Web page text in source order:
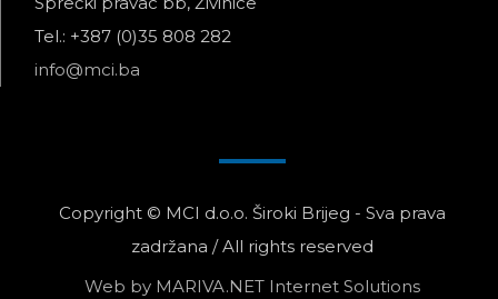
Tel.: +387 (0)35 808 282
info@mci.ba
Copyright © MCI d.o.o. Široki Brijeg - Sva prava
zadržana / All rights reserved
Web by MARIVA.NET Internet Solutions